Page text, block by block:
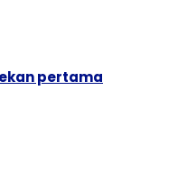
pertama